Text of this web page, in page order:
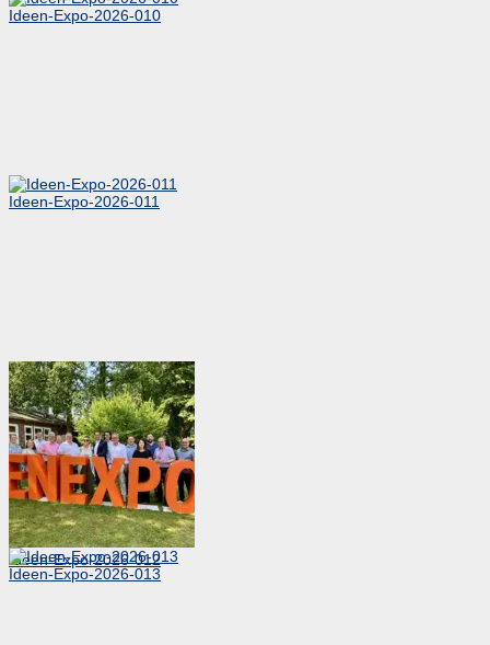
Ideen-Expo-2026-010
Ideen-Expo-2026-011
Ideen-Expo-2026-012
Ideen-Expo-2026-013